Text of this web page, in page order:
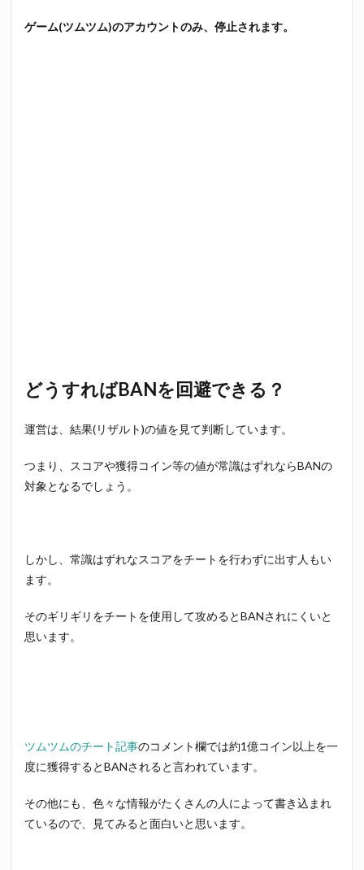
ゲーム(ツムツム)のアカウントのみ、停止されます。
どうすればBANを回避できる？
運営は、結果(リザルト)の値を見て判断しています。
つまり、スコアや獲得コイン等の値が常識はずれならBANの
対象となるでしょう。
しかし、常識はずれなスコアをチートを行わずに出す人もい
ます。
そのギリギリをチートを使用して攻めるとBANされにくいと
思います。
ツムツムのチート記事のコメント欄では約1億コイン以上を一
度に獲得するとBANされると言われています。
その他にも、色々な情報がたくさんの人によって書き込まれ
ているので、見てみると面白いと思います。